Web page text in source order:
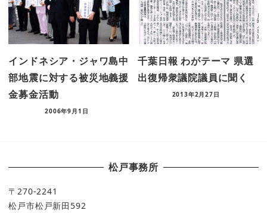
インドネシア・ジャワ島中
部地震に対する被災地義援
金募金活動
2006年9月1日
千葉日報 わがテーマ 県選
出復帰衆議院議員に聞く
2013年2月27日
松戸事務所
〒270-2241
松戸市松戸新田592